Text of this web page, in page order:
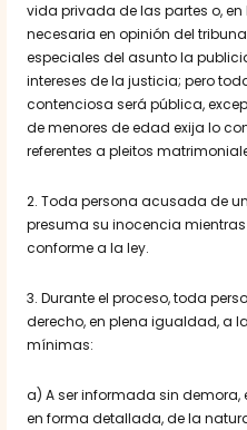
vida privada de las partes o,
necesaria en opinión del
especiales del asunto la
intereses de la justicia; pero
contenciosa será pública,
de menores de edad exija lo
referentes a pleitos
2. Toda persona acusada de
presuma su inocencia
conforme a la ley.
3. Durante el proceso, toda
derecho, en plena igualdad, a
mínimas:
a) A ser informada sin
en forma detallada, de la